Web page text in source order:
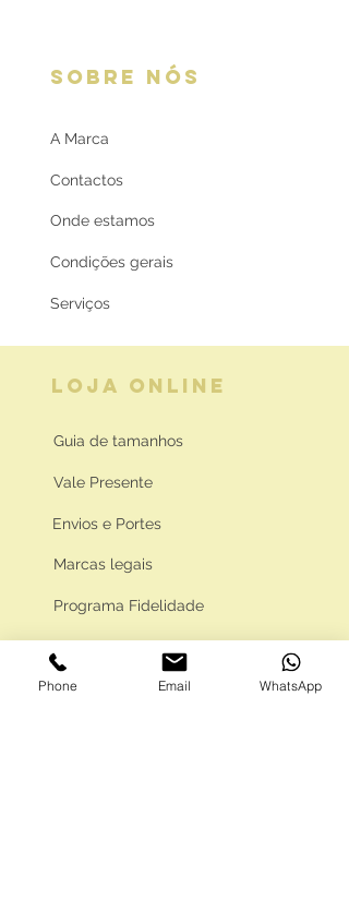
SOBRE NÓS
A Marca
Contactos
Onde estamos
Condições gerais
Serviços
LOJA ONLINE
Guia de tamanhos
Vale Presente
Envios e Portes
Marcas legais
Programa Fidelidade
Phone Email WhatsApp